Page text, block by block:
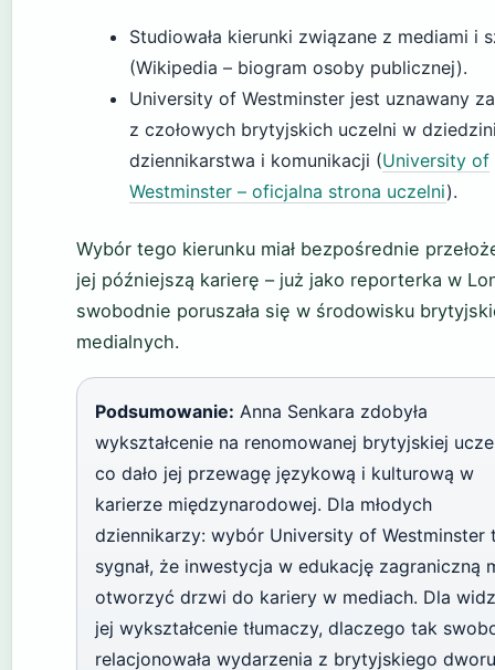
Studiowała kierunki związane z mediami i
(Wikipedia – biogram osoby publicznej).
University of Westminster jest uznawany
z czołowych brytyjskich uczelni w
dziennikarstwa i komunikacji (University of
Westminster – oficjalna strona uczelni).
Wybór tego kierunku miał bezpośrednie
jej późniejszą karierę – już jako reporterka w
swobodnie poruszała się w środowisku
medialnych.
Podsumowanie: Anna Senkara zdobyła
wykształcenie na renomowanej brytyjskiej
co dało jej przewagę językową i kulturową w
karierze międzynarodowej. Dla młodych
dziennikarzy: wybór University of Westminster
sygnał, że inwestycja w edukację zagraniczną
otworzyć drzwi do kariery w mediach. Dla
jej wykształcenie tłumaczy, dlaczego tak
relacjonowała wydarzenia z brytyjskiego dworu